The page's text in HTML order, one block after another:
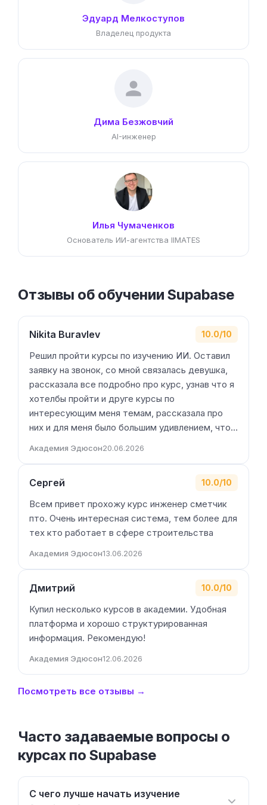
Эдуард Мелкоступов
Владелец продукта
Дима Безжовчий
AI-инженер
Илья Чумаченков
Основатель ИИ-агентства IIMATES
Отзывы об обучении Supabase
Nikita Buravlev 10.0/10
Решил пройти курсы по изучению ИИ. Оставил
заявку на звонок, со мной связалась девушка,
рассказала все подробно про курс, узнав что я
хотелбы пройти и друге курсы по
интересующим меня темам, рассказала про
них и для меня было большим удивлением, что…
Академия Эдюсон20.06.2026
Сергей 10.0/10
Всем привет прохожу курс инженер сметчик
пто. Очень интересная система, тем более для
тех кто работает в сфере строительства
Академия Эдюсон13.06.2026
Дмитрий 10.0/10
Купил несколько курсов в академии. Удобная
платформа и хорошо структурированная
информация. Рекомендую!
Академия Эдюсон12.06.2026
Посмотреть все отзывы →
Часто задаваемые вопросы о
курсах по Supabase
С чего лучше начать изучение